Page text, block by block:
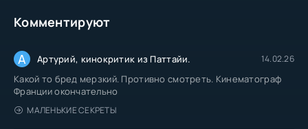
Комментируют
А Артурий, кинокритик из Паттайи. 14.02.26
Какой то бред мерзкий. Противно смотреть. Кинематограф
Франции окончательно
МАЛЕНЬКИЕ СЕКРЕТЫ